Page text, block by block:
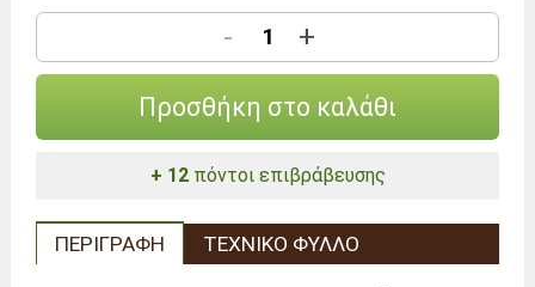
- +
Προσθήκη στο καλάθι
+ 12πόντοι επιβράβευσης
ΠΕΡΙΓΡΑΦΉ ΤΕΧΝΙΚΌ ΦΎΛΛΟ